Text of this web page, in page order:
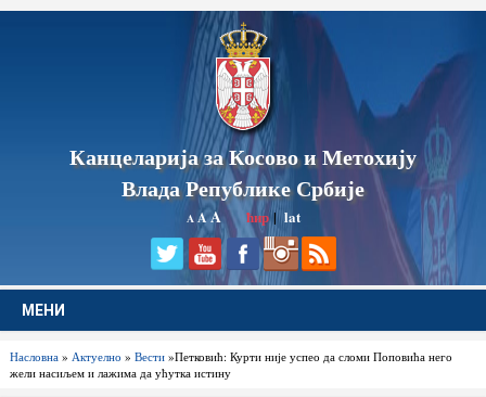
Канцеларија за Косово и Метохију
Влада Републике Србије
A AA ћир|lat
МЕНИ
Насловна» Актуелно » Вести»Петковић: Курти није успео да сломи Поповића него
жели насиљем и лажима да ућутка истину